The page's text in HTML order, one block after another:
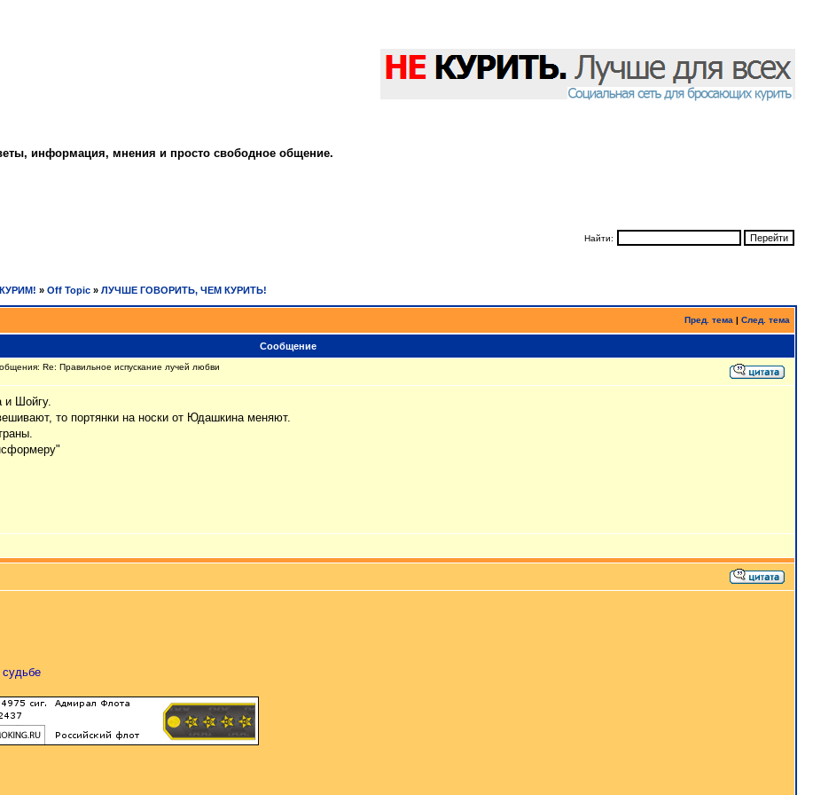
информация, мнения и просто свободное общение.
Найти:
КУРИМ! » Off Topic » ЛУЧШЕ ГОВОРИТЬ, ЧЕМ КУРИТЬ!
Пред. тема | След. тема
Сообщение
Re: Правильное испускание лучей любви
и Шойгу.
то портянки на носки от Юдашкина меняют.